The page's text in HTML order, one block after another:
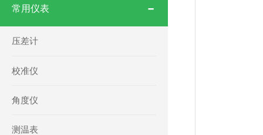
常用仪表
压差计
校准仪
角度仪
测温表